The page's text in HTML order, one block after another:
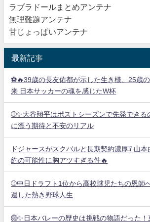
ラブラドールまとめアンテナ
無理難題アンテナ
甘じょっぱいアンテナ
最新記事
⚽🔥39歳の長友佑都が示した生き様、25歳
来 日本サッカーの魂を感じたW杯
⚾✨大谷翔平はポストシーズンで先発できる
に漂う期待と不安のリアル
ドジャースがスクバルと長期契約濃厚⁉︎ 山
約の可能性に胸アツすぎる件🔥
⚾中日ドラフト1位から高校球児たちの恩
遺した熱き野球人生
🏐✨日本バレーの歴史は挑戦の物語だった！